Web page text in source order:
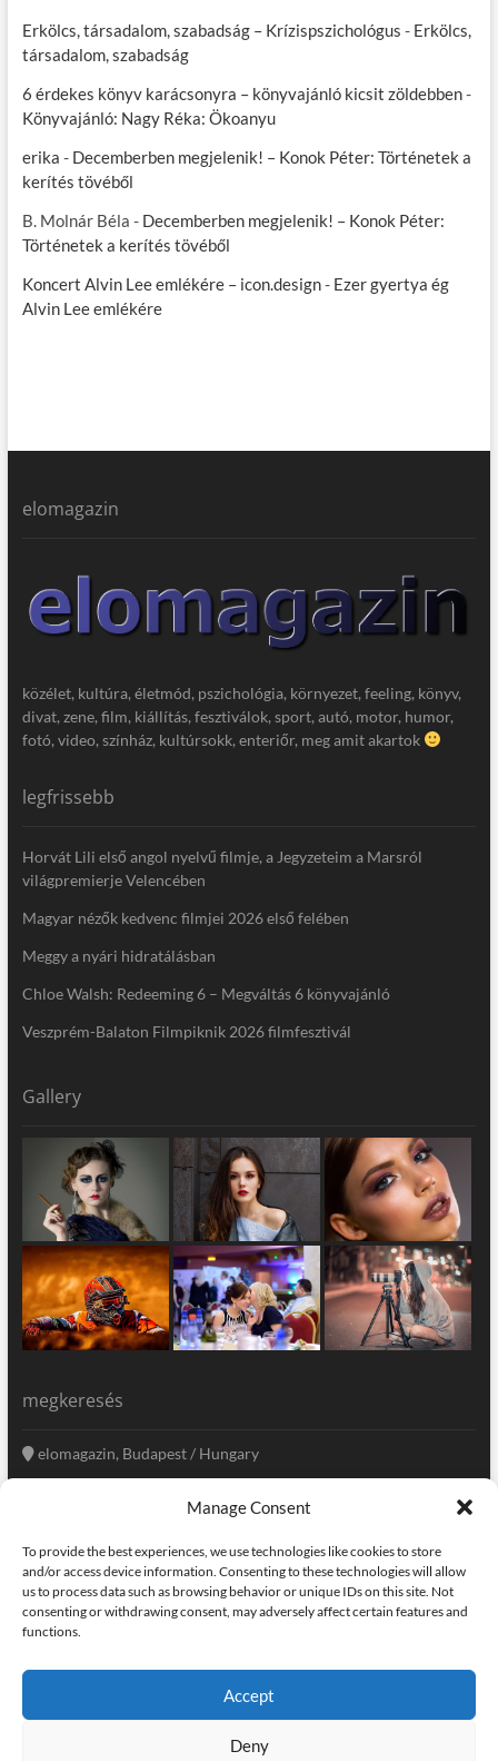
Manage Consent
To provide the best experiences, we use technologies like cookies to store
and/or access device information. Consenting to these technologies will allow
us to process data such as browsing behavior or unique IDs on this site. Not
consenting or withdrawing consent, may adversely affect certain features and
functions.
Accept
Deny
Erkölcs, társadalom, szabadság – Krízispszichológus - Erkölcs,
társadalom, szabadság
6 érdekes könyv karácsonyra – könyvajánló kicsit zöldebben-
Könyvajánló: Nagy Réka: Ökoanyu
erika - Decemberben megjelenik! – Konok Péter: Történetek a
kerítés tövéből
B. Molnár Béla - Decemberben megjelenik! – Konok Péter:
Történetek a kerítés tövéből
Koncert Alvin Lee emlékére – icon.design- Ezer gyertya ég
Alvin Lee emlékére
elomagazin
közélet, kultúra, életmód, pszichológia, környezet, feeling, könyv,
divat, zene, film, kiállítás, fesztiválok, sport, autó, motor, humor,
fotó, video, színház, kultúrsokk, enteriőr, meg amit akartok
legfrissebb
Horvát Lili első angol nyelvű filmje, a Jegyzeteim a Marsról
világpremierje Velencében
Magyar nézők kedvenc filmjei 2026 első felében
Meggy a nyári hidratálásban
Chloe Walsh: Redeeming 6 – Megváltás 6 könyvajánló
Veszprém-Balaton Filmpiknik 2026 filmfesztivál
Gallery
megkeresés
elomagazin, Budapest / Hungary
szerkesztoseg@elomagazin.com
elomagazin
home adatvédelem impresszum kapcsolat